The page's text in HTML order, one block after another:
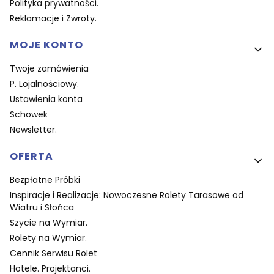
Polityka prywatności.
Reklamacje i Zwroty.
MOJE KONTO
Twoje zamówienia
P. Lojalnościowy.
Ustawienia konta
Schowek
Newsletter.
OFERTA
Bezpłatne Próbki
Inspiracje i Realizacje: Nowoczesne Rolety Tarasowe od
Wiatru i Słońca
Szycie na Wymiar.
Rolety na Wymiar.
Cennik Serwisu Rolet
Hotele. Projektanci.